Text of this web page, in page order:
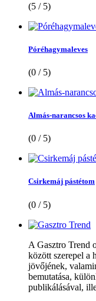
(5 / 5)
Póréhagymaleves
(0 / 5)
Almás-narancsos
(0 / 5)
Csirkemáj pástétom
(0 / 5)
A Gasztro Trend
között szerepel a
jövőjének,
bemutatása,
publikálásával,